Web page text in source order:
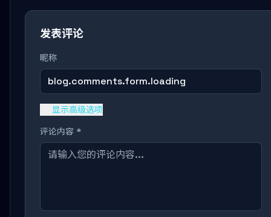
发表评论
昵称
blog.comments.form.loading
显示高级选项
评论内容 *